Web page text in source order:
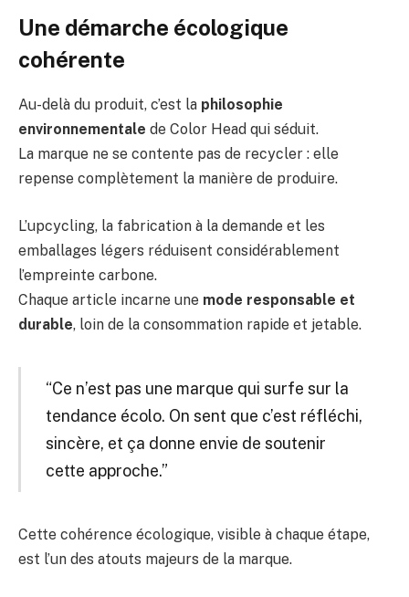
Une démarche écologique
cohérente
Au-delà du produit, c’est la philosophie
environnementale de Color Head qui séduit.
La marque ne se contente pas de recycler : elle
repense complètement la manière de produire.
L’upcycling, la fabrication à la demande et les
emballages légers réduisent considérablement
l’empreinte carbone.
Chaque article incarne une mode responsable et
durable, loin de la consommation rapide et jetable.
“Ce n’est pas une marque qui surfe sur la
tendance écolo. On sent que c’est réfléchi,
sincère, et ça donne envie de soutenir
cette approche.”
Cette cohérence écologique, visible à chaque étape,
est l’un des atouts majeurs de la marque.